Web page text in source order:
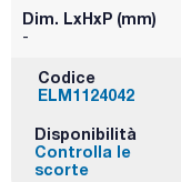
Dim. LxHxP (mm)
-
Codice
ELM1124042
Disponibilità
Controlla le
scorte